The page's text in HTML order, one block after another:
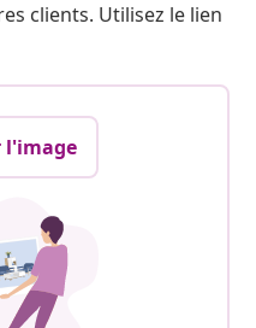
clients. Utilisez le lien
l'image